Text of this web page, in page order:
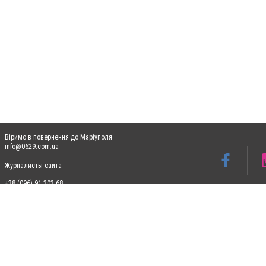
Віримо в повернення до Маріуполя
info@0629.com.ua
Журналисты сайта
+38 (096) 91 303 68